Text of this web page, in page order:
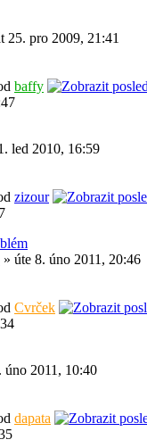
25. pro 2009, 21:41
baffy
led 2010, 16:59
zizour
» úte 8. úno 2011, 20:46
Cvrček
úno 2011, 10:40
dapata